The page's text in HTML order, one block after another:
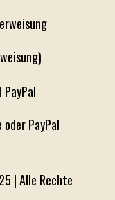
PayPal
| Alle Rechte